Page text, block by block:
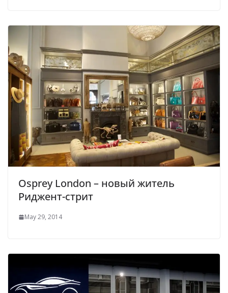
Osprey London – новый житель
Риджент-стрит
May 29, 2014